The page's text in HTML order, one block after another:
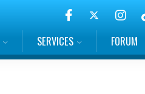
SERVICES FORUM